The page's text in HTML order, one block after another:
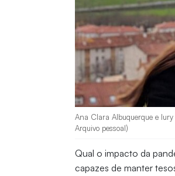
Ana Clara Albuquerque e
Arquivo pessoal)
Qual o impacto da
capazes de manter